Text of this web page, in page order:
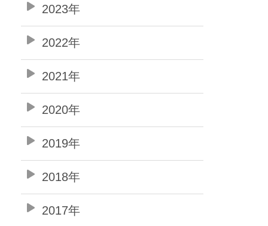
2023年
2022年
2021年
2020年
2019年
2018年
2017年